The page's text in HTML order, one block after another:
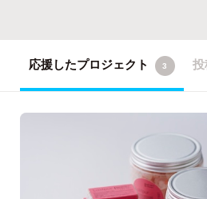
応援したプロジェクト 3